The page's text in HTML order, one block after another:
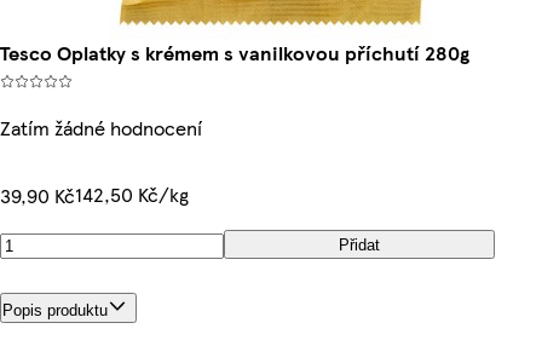
Tesco Oplatky s krémem s vanilkovou příchutí 280g
Zatím žádné hodnocení
39,90 Kč142,50 Kč/kg
Přidat
Popis produktu